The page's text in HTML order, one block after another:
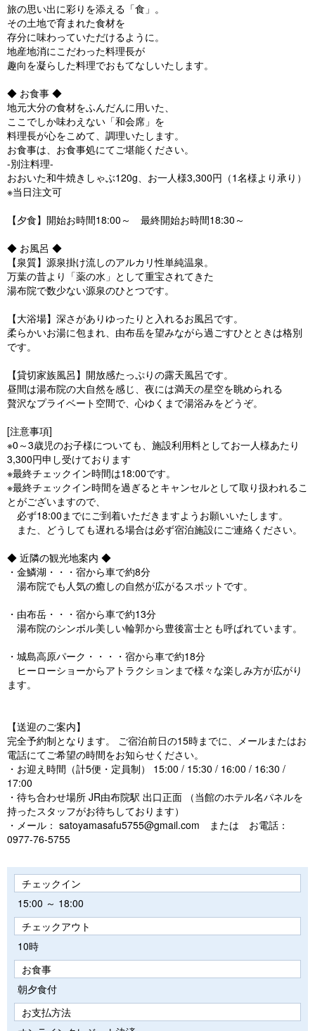
旅の思い出に彩りを添える「食」。
その土地で育まれた食材を
存分に味わっていただけるように。
地産地消にこだわった料理長が
趣向を凝らした料理でおもてなしいたします。
◆ お食事 ◆
地元大分の食材をふんだんに用いた、
ここでしか味わえない「和会席」を
料理長が心をこめて、調理いたします。
お食事は、お食事処にてご堪能ください。
-別注料理-
おおいた和牛焼きしゃぶ120g、お一人様3,300円（1名様より承り）
※当日注文可
【夕食】開始お時間18:00～ 最終開始お時間18:30～
◆ お風呂 ◆
【泉質】源泉掛け流しのアルカリ性単純温泉。
万葉の昔より「薬の水」として重宝されてきた
湯布院で数少ない源泉のひとつです。
【大浴場】深さがありゆったりと入れるお風呂です。
柔らかいお湯に包まれ、由布岳を望みながら過ごすひとときは格別
です。
【貸切家族風呂】開放感たっぷりの露天風呂です。
昼間は湯布院の大自然を感じ、夜には満天の星空を眺められる
贅沢なプライベート空間で、心ゆくまで湯浴みをどうぞ。
[注意事項]
※0～3歳児のお子様についても、施設利用料としてお一人様あたり
3,300円申し受けております
※最終チェックイン時間は18:00です。
※最終チェックイン時間を過ぎるとキャンセルとして取り扱われるこ
とがございますので、
必ず18:00までにご到着いただきますようお願いいたします。
また、どうしても遅れる場合は必ず宿泊施設にご連絡ください。
◆ 近隣の観光地案内 ◆
・金鱗湖・・・宿から車で約8分
湯布院でも人気の癒しの自然が広がるスポットです。
・由布岳・・・宿から車で約13分
湯布院のシンボル美しい輪郭から豊後富士とも呼ばれています。
・城島高原パーク・・・・宿から車で約18分
ヒーローショーからアトラクションまで様々な楽しみ方が広がり
ます。
【送迎のご案内】
完全予約制となります。 ご宿泊前日の15時までに、メールまたはお
電話にてご希望の時間をお知らせください。
・お迎え時間（計5便・定員制） 15:00 / 15:30 / 16:00 / 16:30 /
17:00
・待ち合わせ場所 JR由布院駅 出口正面 （当館のホテル名パネルを
持ったスタッフがお待ちしております）
・メール： satoyamasafu5755@gmail.com または お電話：
0977-76-5755
チェックイン
15:00 ～ 18:00
チェックアウト
10時
お食事
朝夕食付
お支払方法